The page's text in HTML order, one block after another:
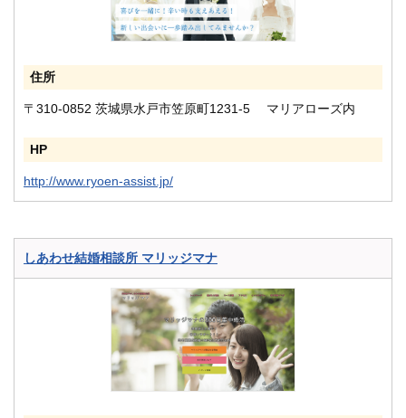
住所
〒310-0852 茨城県水戸市笠原町1231-5 マリアローズ内
HP
http://www.ryoen-assist.jp/
しあわせ結婚相談所 マリッジマナ